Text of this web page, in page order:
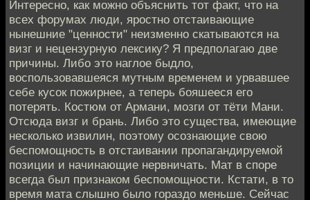
Интересно, как можно объяснить тот факт, что на
всех форумах люди, яростно отстаивающие
нынешние "ценности" неизменно скатываются на
визг и нецензурную лексику? Я предполагаю две
причины. Либо это наглое быдло,
воспользовавшеяся мутным временем и урвавшее
себе кусок пожирнее, а теперь бояшееся его
потерять. Костюм от Армани, мозги от тёти Мани.
Отсюда визг и брань. Либо это существа, имеющие
несколько извилин, поэтому осознающие свою
беспомощность в отстаивании пропагандируемой
позиции и начинающие нервничать. Мат в споре
всегда был признаком беспомощности. Кстати, в то
время мата слышно было гораздо меньше. Сейчас